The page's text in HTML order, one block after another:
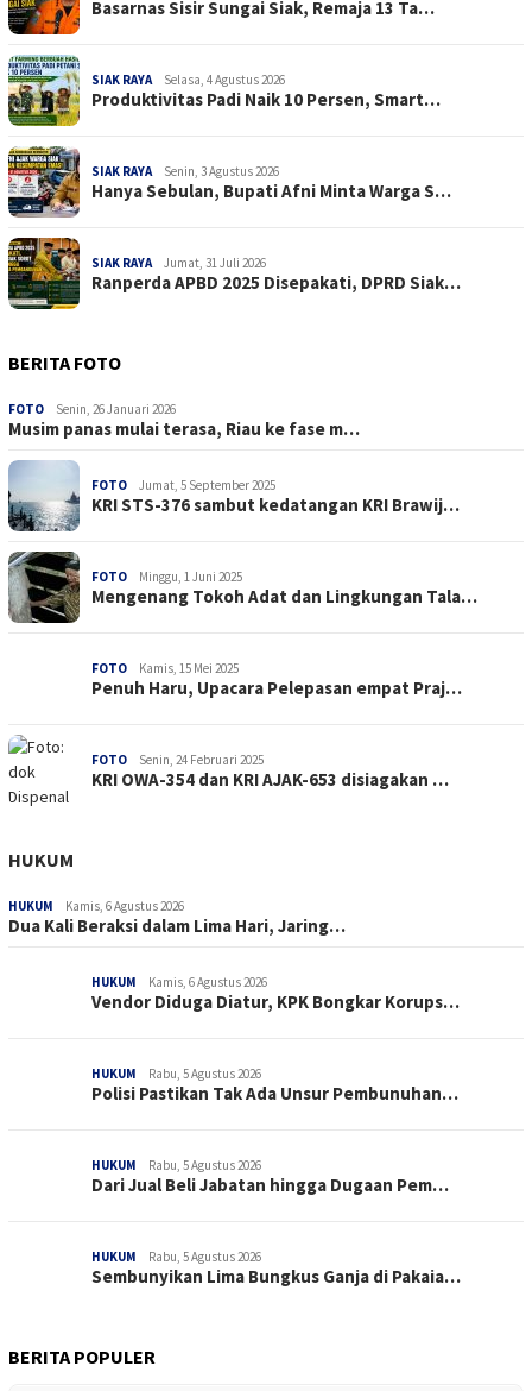
Basarnas Sisir Sungai Siak, Remaja 13 Ta…
SIAK RAYA Selasa, 4 Agustus 2026
Produktivitas Padi Naik 10 Persen, Smart…
SIAK RAYA Senin, 3 Agustus 2026
Hanya Sebulan, Bupati Afni Minta Warga S…
SIAK RAYA Jumat, 31 Juli 2026
Ranperda APBD 2025 Disepakati, DPRD Siak…
BERITA FOTO
FOTO Senin, 26 Januari 2026
Musim panas mulai terasa, Riau ke fase m…
FOTO Jumat, 5 September 2025
KRI STS-376 sambut kedatangan KRI Brawij…
FOTO Minggu, 1 Juni 2025
Mengenang Tokoh Adat dan Lingkungan Tala…
FOTO Kamis, 15 Mei 2025
Penuh Haru, Upacara Pelepasan empat Praj…
FOTO Senin, 24 Februari 2025
KRI OWA-354 dan KRI AJAK-653 disiagakan …
HUKUM
HUKUM Kamis, 6 Agustus 2026
Dua Kali Beraksi dalam Lima Hari, Jaring…
HUKUM Kamis, 6 Agustus 2026
Vendor Diduga Diatur, KPK Bongkar Korups…
HUKUM Rabu, 5 Agustus 2026
Polisi Pastikan Tak Ada Unsur Pembunuhan…
HUKUM Rabu, 5 Agustus 2026
Dari Jual Beli Jabatan hingga Dugaan Pem…
HUKUM Rabu, 5 Agustus 2026
Sembunyikan Lima Bungkus Ganja di Pakaia…
BERITA POPULER